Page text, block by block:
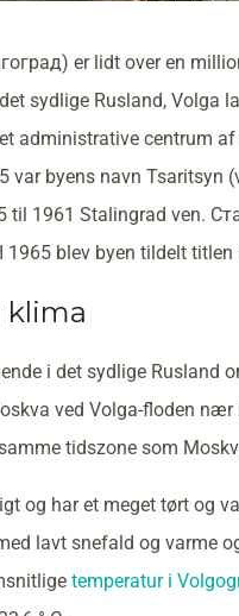
er lidt over en
sydlige Rusland, Volga
administrative centrum
var byens navn Tsaritsyn
til 1961 Stalingrad ven.
blev byen tildelt titlen
klima
i det sydlige Rusland
ved Volga-floden nær
tidszone som
og har et meget tørt og
lavt snefald og varme
temperatur i